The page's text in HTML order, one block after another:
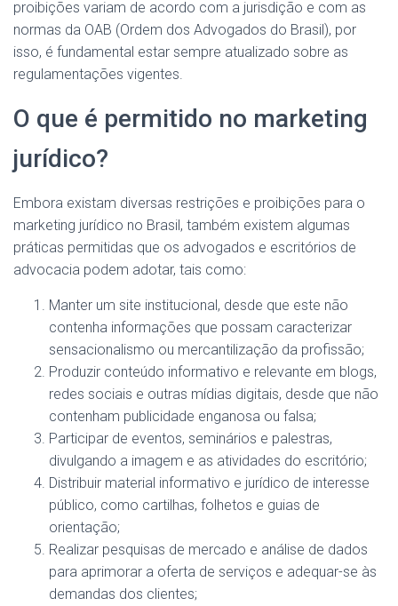
proibições variam de acordo com a jurisdição e com as
normas da OAB (Ordem dos Advogados do Brasil), por
isso, é fundamental estar sempre atualizado sobre as
regulamentações vigentes.
O que é permitido no marketing
jurídico?
Embora existam diversas restrições e proibições para o
marketing jurídico no Brasil, também existem algumas
práticas permitidas que os advogados e escritórios de
advocacia podem adotar, tais como:
Manter um site institucional, desde que este não
contenha informações que possam caracterizar
sensacionalismo ou mercantilização da profissão;
Produzir conteúdo informativo e relevante em blogs,
redes sociais e outras mídias digitais, desde que não
contenham publicidade enganosa ou falsa;
Participar de eventos, seminários e palestras,
divulgando a imagem e as atividades do escritório;
Distribuir material informativo e jurídico de interesse
público, como cartilhas, folhetos e guias de
orientação;
Realizar pesquisas de mercado e análise de dados
para aprimorar a oferta de serviços e adequar-se às
demandas dos clientes;